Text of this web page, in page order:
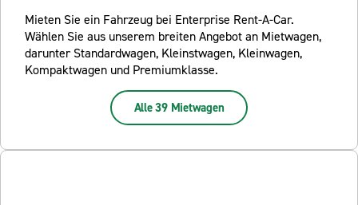
Mieten Sie ein Fahrzeug bei Enterprise Rent-A-Car.
Wählen Sie aus unserem breiten Angebot an Mietwagen,
darunter Standardwagen, Kleinstwagen, Kleinwagen,
Kompaktwagen und Premiumklasse.
Alle 39 Mietwagen